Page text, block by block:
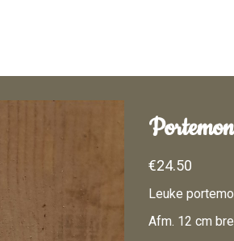
Home
Over mij
Webshop
Inspiratie
€24.50
Leuke
Afm. 12 cm